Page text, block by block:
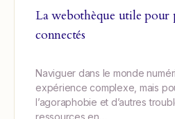
La webothèque utile pour
connectés
Naviguer dans le monde
expérience complexe, mais
l’agoraphobie et d’autres